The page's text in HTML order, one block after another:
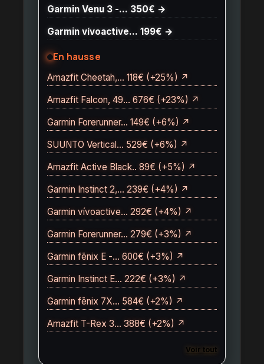
Garmin Venu 3 -… 350€ →
Garmin vívoactive… 199€ →
En hausse
Amazfit Cheetah,… 118€ (+25%) ↗
Amazfit Falcon, 49… 676€ (+23%) ↗
Garmin Forerunner… 149€ (+6%) ↗
SUUNTO Vertical… 529€ (+6%) ↗
Amazfit Active Black.. 89€ (+5%) ↗
Garmin Instinct 2,… 239€ (+4%) ↗
Garmin vívoactive… 292€ (+4%) ↗
Garmin Forerunner… 279€ (+3%) ↗
Garmin fēnix E -… 600€ (+3%) ↗
Garmin Instinct E… 222€ (+3%) ↗
Garmin fēnix 7X… 584€ (+2%) ↗
Amazfit T-Rex 3… 388€ (+2%) ↗
Voir tout